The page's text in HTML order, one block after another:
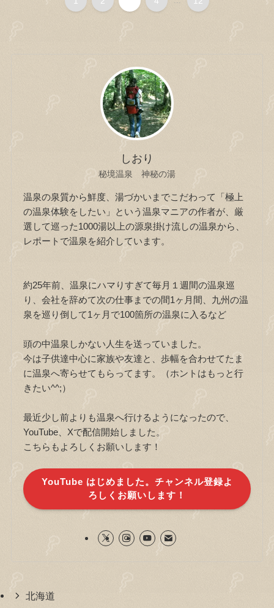
しおり
秘境温泉 神秘の湯
温泉の泉質から鮮度、湯づかいまでこだわって「極上
の温泉体験をしたい」という温泉マニアの作者が、厳
選して巡った1000湯以上の源泉掛け流しの温泉から、
レポートで温泉を紹介しています。
約25年前、温泉にハマりすぎて毎月１週間の温泉巡
り、会社を辞めて次の仕事までの間1ヶ月間、九州の温
泉を巡り倒して1ヶ月で100箇所の温泉に入るなど
頭の中温泉しかない人生を送っていました。
今は子供達中心に家族や友達と、歩幅を合わせてたま
に温泉へ寄らせてもらってます。（ホントはもっと行
きたい^^;）
最近少し前よりも温泉へ行けるようになったので、
YouTube、Xで配信開始しました。
こちらもよろしくお願いします！
YouTube はじめました。チャンネル登録よ
ろしくお願いします！
北海道